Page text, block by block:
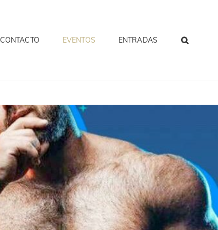
CONTACTO EVENTOS ENTRADAS